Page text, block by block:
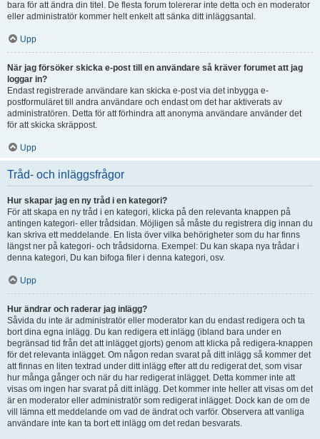
bara för att ändra din titel. De flesta forum tolererar inte detta och en moderator
eller administratör kommer helt enkelt att sänka ditt inläggsantal.
Upp
När jag försöker skicka e-post till en användare så kräver forumet att jag
loggar in?
Endast registrerade användare kan skicka e-post via det inbygga e-
postformuläret till andra användare och endast om det har aktiverats av
administratören. Detta för att förhindra att anonyma användare använder det
för att skicka skräppost.
Upp
Tråd- och inläggsfrågor
Hur skapar jag en ny tråd i en kategori?
För att skapa en ny tråd i en kategori, klicka på den relevanta knappen på
antingen kategori- eller trådsidan. Möjligen så måste du registrera dig innan du
kan skriva ett meddelande. En lista över vilka behörigheter som du har finns
längst ner på kategori- och trådsidorna. Exempel: Du kan skapa nya trådar i
denna kategori, Du kan bifoga filer i denna kategori, osv.
Upp
Hur ändrar och raderar jag inlägg?
Såvida du inte är administratör eller moderator kan du endast redigera och ta
bort dina egna inlägg. Du kan redigera ett inlägg (ibland bara under en
begränsad tid från det att inlägget gjorts) genom att klicka på redigera-knappen
för det relevanta inlägget. Om någon redan svarat på ditt inlägg så kommer det
att finnas en liten textrad under ditt inlägg efter att du redigerat det, som visar
hur många gånger och när du har redigerat inlägget. Detta kommer inte att
visas om ingen har svarat på ditt inlägg. Det kommer inte heller att visas om det
är en moderator eller administratör som redigerat inlägget. Dock kan de om de
vill lämna ett meddelande om vad de ändrat och varför. Observera att vanliga
användare inte kan ta bort ett inlägg om det redan besvarats.